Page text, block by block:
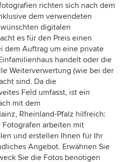
richten sich nach dem
dem verwendeten
digitalen
es für den Preis einen
dem Auftrag um eine private
handelt oder die
Weiterverwertung (wie bei der
sind. Da die
Feld umfasst, ist ein
mit dem
Rheinland-Pfalz hilfreich:
arbeiten mit
und erstellen Ihnen für Ihr
Angebot. Erwähnen Sie
Sie die Fotos benötigen